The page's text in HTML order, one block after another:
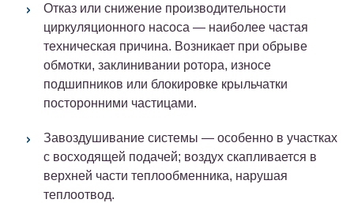
Отказ или снижение производительности
циркуляционного насоса — наиболее частая
техническая причина. Возникает при обрыве
обмотки, заклинивании ротора, износе
подшипников или блокировке крыльчатки
посторонними частицами.
Завоздушивание системы — особенно в участках
с восходящей подачей; воздух скапливается в
верхней части теплообменника, нарушая
теплоотвод.